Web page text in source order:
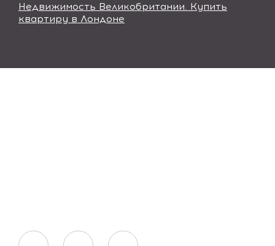
Недвижимость Великобритании. Купить
квартиру в Лондоне